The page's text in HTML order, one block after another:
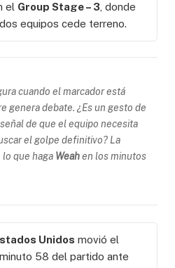
el Group Stage – 3 , donde
equipos cede terreno.
cuando el marcador está
genera debate. ¿Es un gesto de
de que el equipo necesita
el golpe definitivo? La
que haga Weahen los minutos
Unidos movió el
58 del partido ante